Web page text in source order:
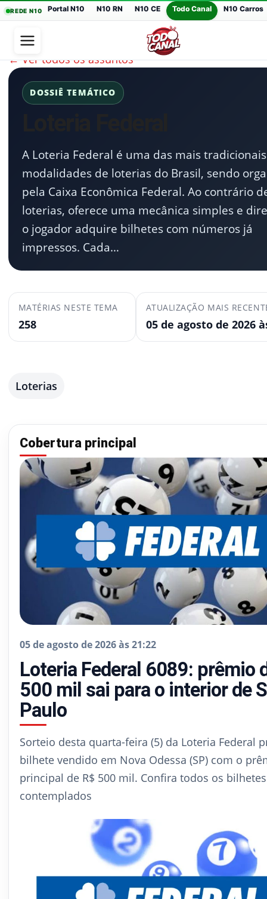
REDE N10 Portal N10 N10 RN N10 CE Todo Canal N10 Carros
← Ver todos os assuntos
DOSSIÊ TEMÁTICO
A Loteria Federal é uma das mais tradicionais
modalidades de loterias do Brasil, sendo
pela Caixa Econômica Federal. Ao contrário
loterias, oferece uma mecânica simples e
o jogador adquire bilhetes com números já
impressos. Cada…
MATÉRIAS NESTE TEMA
258
ATUALIZAÇÃO MAIS
05 de agosto de 2026
Loterias
Cobertura principal
05 de agosto de 2026 às 21:22
Loteria Federal 6089: prêmio
500 mil sai para o interior de
Paulo
Sorteio desta quarta-feira (5) da Loteria Federal
bilhete vendido em Nova Odessa (SP) com o
principal de R$ 500 mil. Confira todos os bilhetes
contemplados